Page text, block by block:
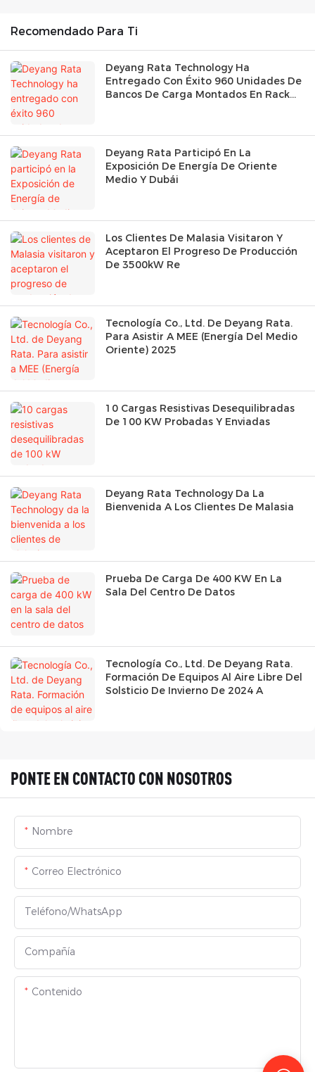
Recomendado Para Ti
Deyang Rata Technology Ha
Entregado Con Éxito 960 Unidades De
Bancos De Carga Montados En Rack
Deyang Rata Participó En La
Exposición De Energía De Oriente
Medio Y Dubái
Los Clientes De Malasia Visitaron Y
Aceptaron El Progreso De Producción
De 3500kW Re
Tecnología Co., Ltd. De Deyang Rata.
Para Asistir A MEE (Energía Del Medio
Oriente) 2025
10 Cargas Resistivas Desequilibradas
De 100 KW Probadas Y Enviadas
Deyang Rata Technology Da La
Bienvenida A Los Clientes De Malasia
Prueba De Carga De 400 KW En La
Sala Del Centro De Datos
Tecnología Co., Ltd. De Deyang Rata.
Formación De Equipos Al Aire Libre Del
Solsticio De Invierno De 2024 A
PONTE EN CONTACTO CON NOSOTROS
Nombre
Correo Electrónico
Teléfono/WhatsApp
Compañía
Contenido